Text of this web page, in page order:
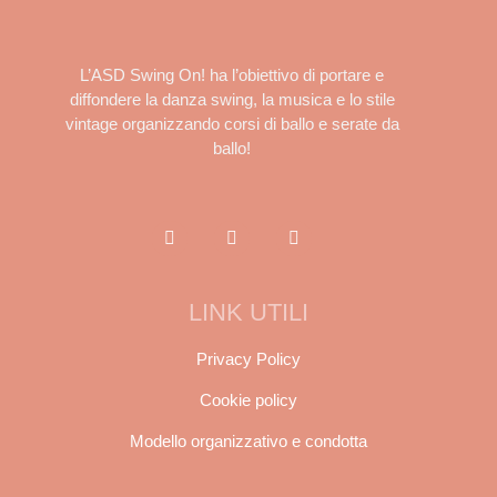
L’ASD Swing On! ha l’obiettivo di portare e
diffondere la danza swing, la musica e lo stile
vintage organizzando corsi di ballo e serate da
ballo!
LINK UTILI
Privacy Policy
Cookie policy
Modello organizzativo e condotta